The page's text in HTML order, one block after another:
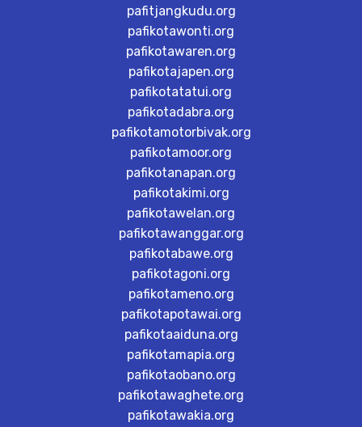
pafitjangkudu.org
pafikotawonti.org
pafikotawaren.org
pafikotajapen.org
pafikotatatui.org
pafikotadabra.org
pafikotamotorbivak.org
pafikotamoor.org
pafikotanapan.org
pafikotakimi.org
pafikotawelan.org
pafikotawanggar.org
pafikotabawe.org
pafikotagoni.org
pafikotameno.org
pafikotapotawai.org
pafikotaaiduna.org
pafikotamapia.org
pafikotaobano.org
pafikotawaghete.org
pafikotawakia.org